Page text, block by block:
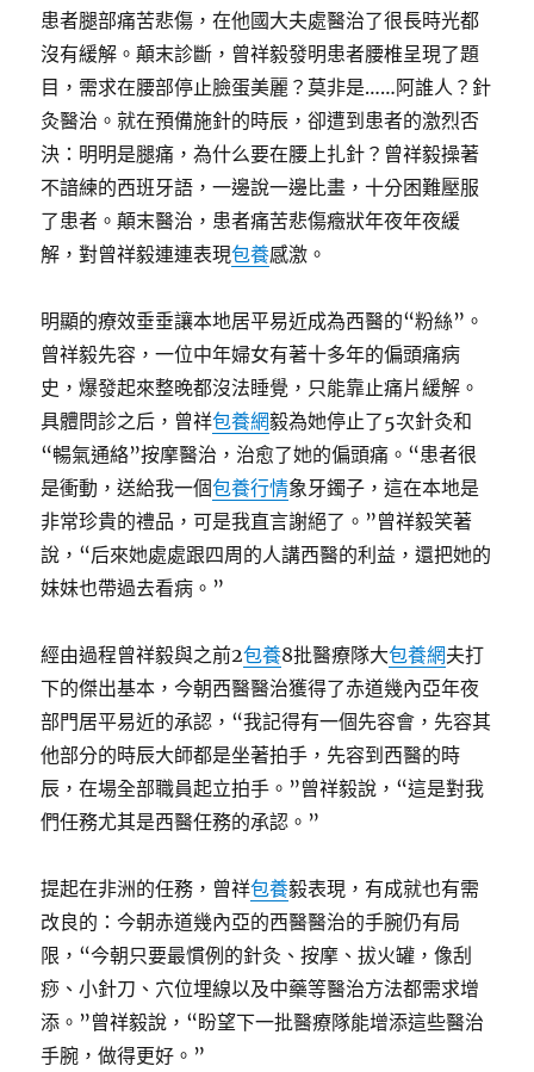
患者腿部痛苦悲傷，在他國大夫處醫治了很長時光都
沒有緩解。顛末診斷，曾祥毅發明患者腰椎呈現了題
目，需求在腰部停止臉蛋美麗？莫非是……阿誰人？針
灸醫治。就在預備施針的時辰，卻遭到患者的激烈否
決：明明是腿痛，為什么要在腰上扎針？曾祥毅操著
不諳練的西班牙語，一邊說一邊比畫，十分困難壓服
了患者。顛末醫治，患者痛苦悲傷癥狀年夜年夜緩
解，對曾祥毅連連表現包養感激。
明顯的療效垂垂讓本地居平易近成為西醫的“粉絲”。
曾祥毅先容，一位中年婦女有著十多年的偏頭痛病
史，爆發起來整晚都沒法睡覺，只能靠止痛片緩解。
具體問診之后，曾祥包養網毅為她停止了5次針灸和
“暢氣通絡”按摩醫治，治愈了她的偏頭痛。“患者很
是衝動，送給我一個包養行情象牙鐲子，這在本地是
非常珍貴的禮品，可是我直言謝絕了。”曾祥毅笑著
說，“后來她處處跟四周的人講西醫的利益，還把她的
妹妹也帶過去看病。”
經由過程曾祥毅與之前2包養8批醫療隊大包養網夫打
下的傑出基本，今朝西醫醫治獲得了赤道幾內亞年夜
部門居平易近的承認，“我記得有一個先容會，先容其
他部分的時辰大師都是坐著拍手，先容到西醫的時
辰，在場全部職員起立拍手。”曾祥毅說，“這是對我
們任務尤其是西醫任務的承認。”
提起在非洲的任務，曾祥包養毅表現，有成就也有需
改良的：今朝赤道幾內亞的西醫醫治的手腕仍有局
限，“今朝只要最慣例的針灸、按摩、拔火罐，像刮
痧、小針刀、穴位埋線以及中藥等醫治方法都需求增
添。”曾祥毅說，“盼望下一批醫療隊能增添這些醫治
手腕，做得更好。”